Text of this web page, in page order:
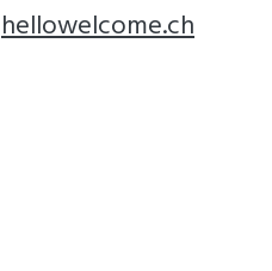
hellowelcome.ch